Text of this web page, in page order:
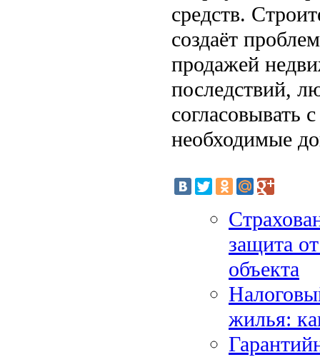
средств.
создаёт
продажей
последствий,
согласовывать
необходимые
защита
объекта
жилья: